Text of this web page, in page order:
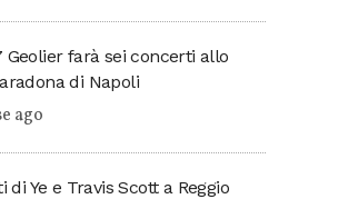
Geolier farà sei concerti allo
di Napoli
ago
di Ye e Travis Scott a Reggio